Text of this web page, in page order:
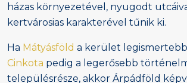
házas környezetével, nyugodt
kertvárosias karakterével tűnik ki.
Ha Mátyásföld a kerület legismertebb
Cinkota pedig a legerősebb
településrésze, akkor Árpádföld